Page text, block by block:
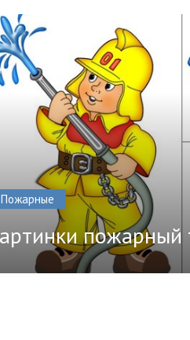
Пожарные
пожарный